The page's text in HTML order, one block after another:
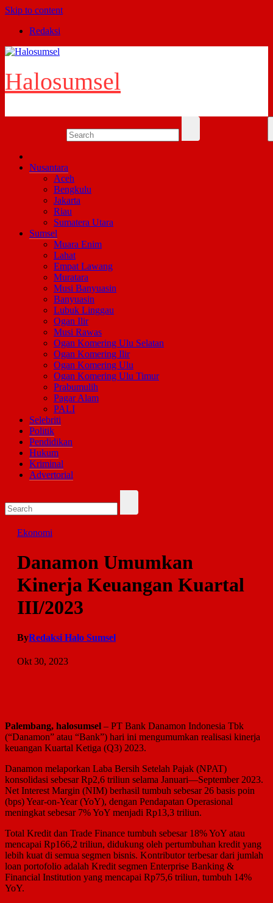
Skip to content
Redaksi
Halosumsel
Nusantara
Aceh
Bengkulu
Jakarta
Riau
Sumatera Utara
Sumsel
Muara Enim
Lahat
Empat Lawang
Muratara
Musi Banyuasin
Banyuasin
Lubuk Linggau
Ogan Ilir
Musi Rawas
Ogan Komering Ulu Selatan
Ogan Komering Ilir
Ogan Komering Ulu
Ogan Komering Ulu Timur
Prabumulih
Pagar Alam
PALI
Selebriti
Politik
Pendidikan
Hukum
Kriminal
Advertorial
Ekonomi
Danamon Umumkan
Kinerja Keuangan Kuartal
III/2023
ByRedaksi Halo Sumsel
Okt 30, 2023
Palembang, halosumsel – PT Bank Danamon Indonesia Tbk
(“Danamon” atau “Bank”) hari ini mengumumkan realisasi kinerja
keuangan Kuartal Ketiga (Q3) 2023.
Danamon melaporkan Laba Bersih Setelah Pajak (NPAT)
konsolidasi sebesar Rp2,6 triliun selama Januari—September 2023.
Net Interest Margin (NIM) berhasil tumbuh sebesar 26 basis poin
(bps) Year-on-Year (YoY), dengan Pendapatan Operasional
meningkat sebesar 7% YoY menjadi Rp13,3 triliun.
Total Kredit dan Trade Finance tumbuh sebesar 18% YoY atau
mencapai Rp166,2 triliun, didukung oleh pertumbuhan kredit yang
lebih kuat di semua segmen bisnis. Kontributor terbesar dari jumlah
loan portofolio adalah Kredit segmen Enterprise Banking &
Financial Institution yang mencapai Rp75,6 triliun, tumbuh 14%
YoY.